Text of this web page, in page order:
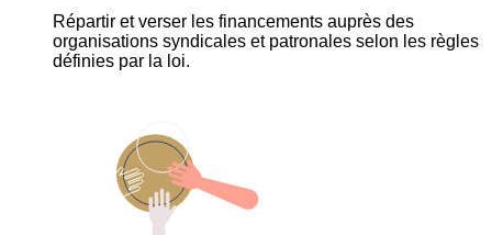
Répartir et verser les financements auprès des
organisations syndicales et patronales selon les règles
définies par la loi.